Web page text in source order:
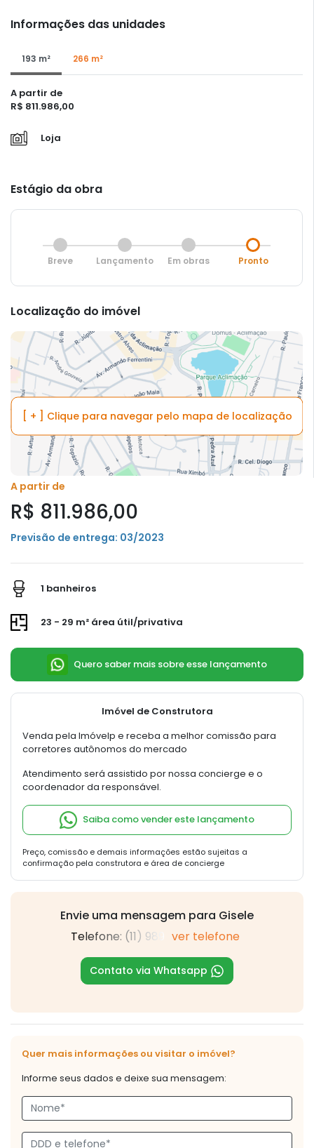
Informações das unidades
193 m² 266 m²
A partir de
R$ 811.986,00
Loja
Estágio da obra
Breve Lançamento Em obras Pronto
Localização do imóvel
[ + ] Clique para navegar pelo mapa de localização
A partir de
R$ 811.986,00
Previsão de entrega: 03/2023
1 banheiros
23 - 29 m² área útil/privativa
Quero saber mais sobre esse lançamento
Imóvel de Construtora
Venda pela Imóvelp e receba a melhor comissão para
corretores autônomos do mercado
Atendimento será assistido por nossa concierge e o
coordenador da responsável.
Saiba como vender este lançamento
Preço, comissão e demais informações estão sujeitas a
confirmação pela construtora e área de concierge
Envie uma mensagem para Gisele
Telefone: (11) 989
ver telefone
Contato via Whatsapp
Quer mais informações ou visitar o imóvel?
Informe seus dados e deixe sua mensagem: